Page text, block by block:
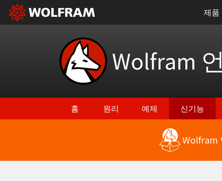
제품
Wolfram
홈 원리 예제 신기능
Wolfram